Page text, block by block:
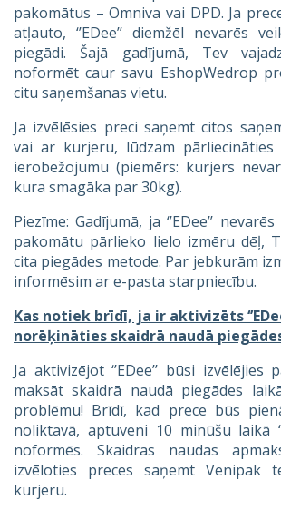
pakomātus – Omniva vai DPD. Ja
atļauto, ‘’EDee’’ diemžēl nevarēs
piegādi. Šajā gadījumā, Tev
noformēt caur savu EshopWedrop
citu saņemšanas vietu.
Ja izvēlēsies preci saņemt citos
vai ar kurjeru, lūdzam pārliecināties
ierobežojumu (piemērs: kurjers
kura smagāka par 30kg).
Piezīme: Gadījumā, ja ‘’EDee’’
pakomātu pārlieko lielo izmēru dēļ,
cita piegādes metode. Par jebkurām
informēsim ar e-pasta starpniecību.
Kas notiek brīdī, ja ir aktivizēts
norēķināties skaidrā naudā
Ja aktivizējot ‘’EDee’’ būsi
maksāt skaidrā naudā piegādes
problēmu! Brīdī, kad prece būs
noliktavā, aptuveni 10 minūšu laikā
noformēs. Skaidras naudas
izvēloties preces saņemt Venipak
kurjeru.